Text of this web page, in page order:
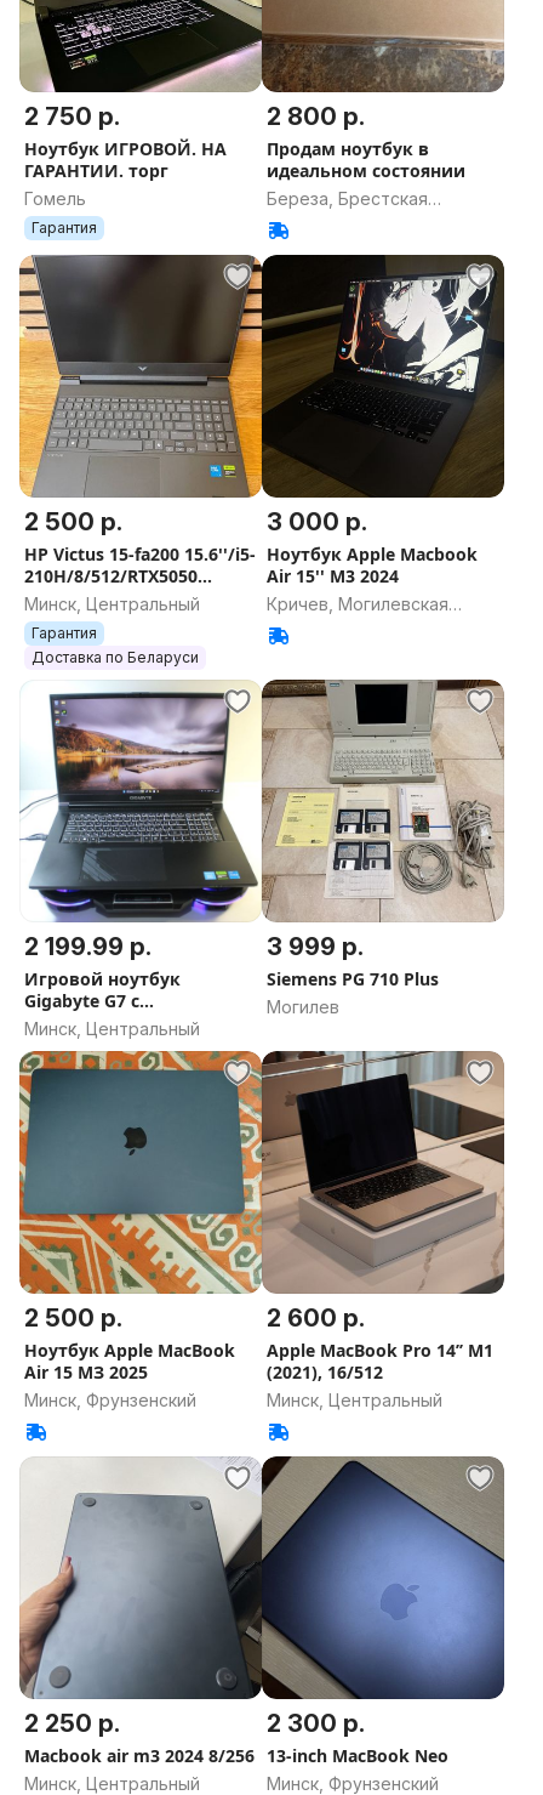
2 750 р.
Ноутбук ИГРОВОЙ. НА
ГАРАНТИИ. торг
Гомель
Гарантия
2 800 р.
Продам ноутбук в
идеальном состоянии
Береза, Брестская
область
2 500 р.
HP Victus 15-fa200 15.6''/i5-
210H/8/512/RTX5050
Новый
Минск, Центральный
Гарантия
Доставка по Беларуси
3 000 р.
Ноутбук Apple Macbook
Air 15'' M3 2024
Кричев, Могилевская
область
2 199.99 р.
Игровой ноутбук
Gigabyte G7 с
Охлаждающей
подставкой DEXP Gaming
Минск, Центральный
3 999 р.
Siemens PG 710 Plus
Могилев
2 500 р.
Ноутбук Apple MacBook
Air 15 МЗ 2025
Минск, Фрунзенский
2 600 р.
Apple MacBook Pro 14’’ M1
(2021), 16/512
Минск, Центральный
2 250 р.
Macbook air m3 2024 8/256
Минск, Центральный
2 300 р.
13-inch MacBook Neo
Минск, Фрунзенский